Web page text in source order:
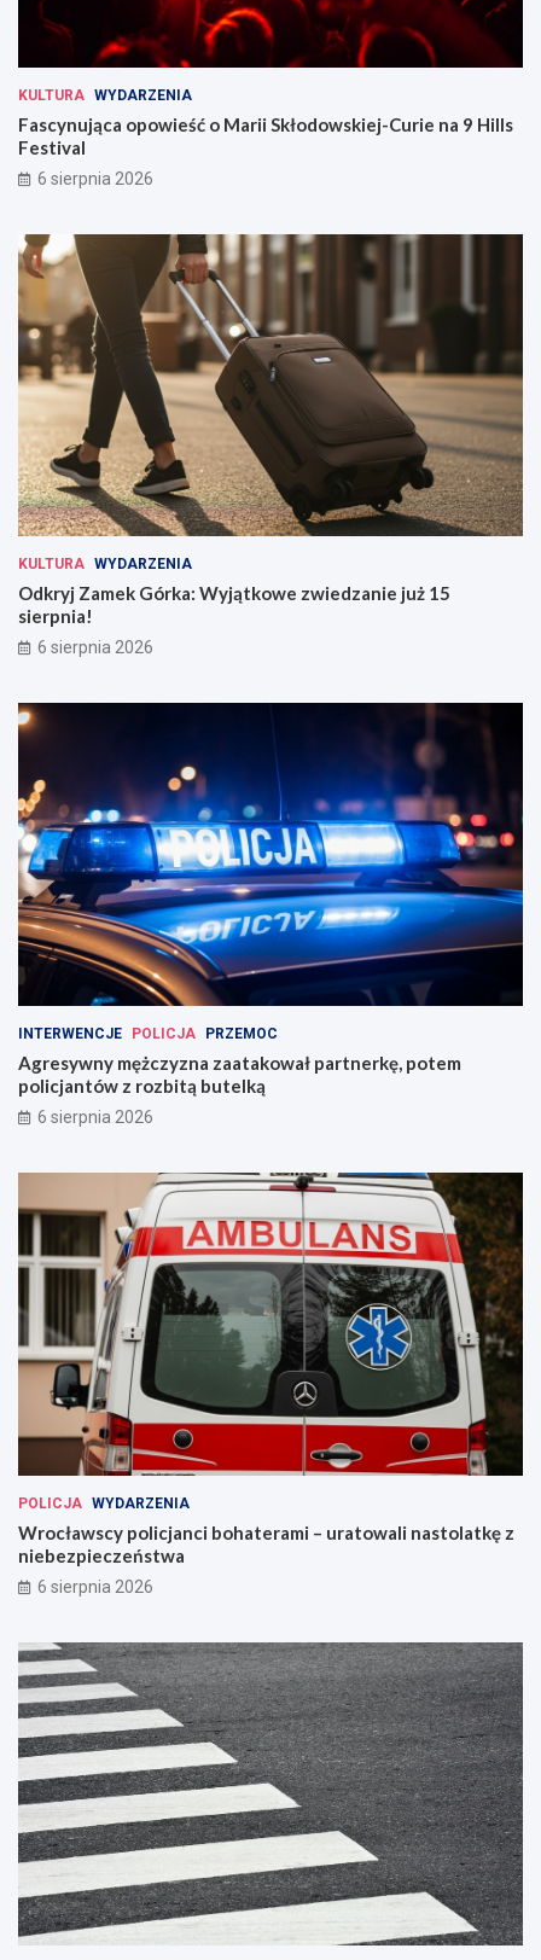
KULTURA WYDARZENIA
Fascynująca opowieść o Marii Skłodowskiej-Curie na 9 Hills
Festival
6 sierpnia 2026
KULTURA WYDARZENIA
Odkryj Zamek Górka: Wyjątkowe zwiedzanie już 15
sierpnia!
6 sierpnia 2026
INTERWENCJE POLICJA PRZEMOC
Agresywny mężczyzna zaatakował partnerkę, potem
policjantów z rozbitą butelką
6 sierpnia 2026
POLICJA WYDARZENIA
Wrocławscy policjanci bohaterami – uratowali nastolatkę z
niebezpieczeństwa
6 sierpnia 2026